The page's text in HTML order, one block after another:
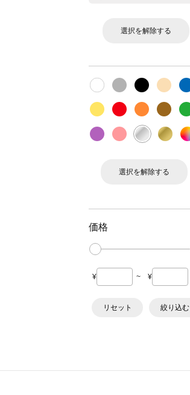
選択を解除する
選択を解除する
価格
¥ ~ ¥
リセット 絞り込む